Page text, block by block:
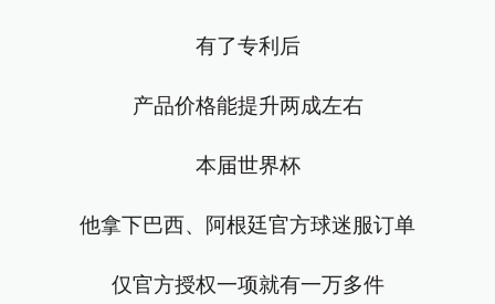
有了专利后
产品价格能提升两成左右
本届世界杯
他拿下巴西、阿根廷官方球迷服订单
仅官方授权一项就有一万多件